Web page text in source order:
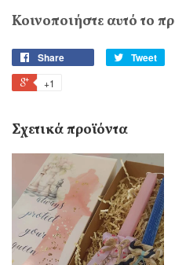
Κοινοποιήστε αυτό το
Share Tweet
+1
Σχετικά προϊόντα